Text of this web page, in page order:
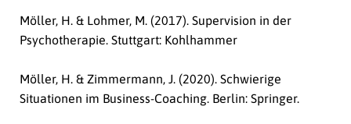
Möller, H. & Lohmer, M. (2017). Supervision in der
Psychotherapie. Stuttgart: Kohlhammer
Möller, H. & Zimmermann, J. (2020). Schwierige
Situationen im Business-Coaching. Berlin: Springer.